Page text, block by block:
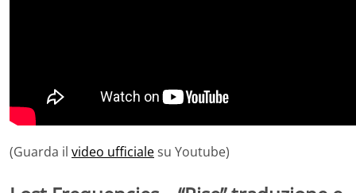
(Guarda il video ufficialesu Youtube)